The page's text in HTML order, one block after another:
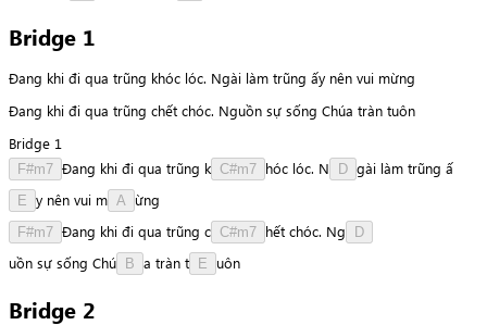
Bridge 1
Đang khi đi qua trũng khóc lóc. Ngài làm trũng ấy nên vui mừng
Đang khi đi qua trũng chết chóc. Nguồn sự sống Chúa tràn tuôn
Bridge 1
F#m7 Đang khi đi qua trũng k C#m7 hóc lóc. N D gài làm trũng ấ
E y nên vui m A ừng
F#m7 Đang khi đi qua trũng c C#m7 hết chóc. Ng D
uồn sự sống Chú B a tràn t E uôn
Bridge 2